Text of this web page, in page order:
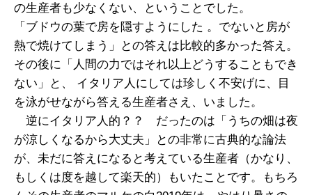
の生産者も少なくない、ということでした。
「ブドウの葉で房を隠すようにした 。でないと房が
熱で焼けてしまう」との答えは比較的多かった答え。
その後に「人間の力ではそれ以上どうすることもでき
ない」と、 イタリア人にしては珍しく不安げに、目
を泳がせながら答える生産者さえ、いました。
逆にイタリア人的？？ だったのは「うちの畑は夜
が涼しくなるから大丈夫」との非常に古典的な論法
が、未だに答えになると考えている生産者（かなり、
もしくは度を越して楽天的）もいたことです。もちろ